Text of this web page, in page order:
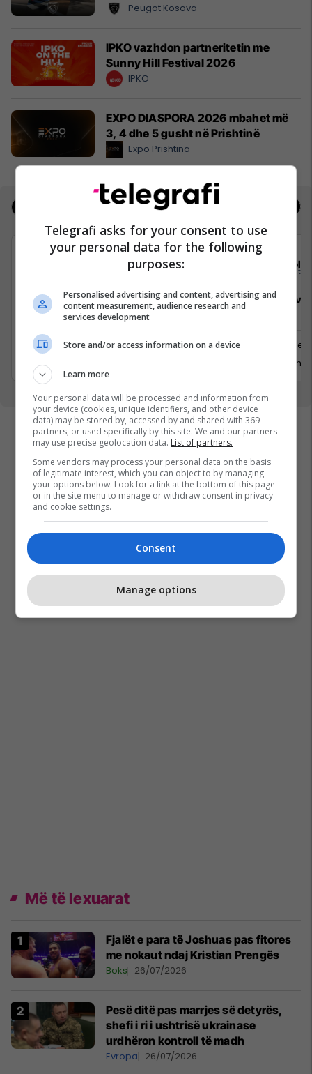
Peugot Kosova
IPKO vazhdon partneritetin me
Sunny Hill Festival 2026
IPKO
EXPO DIASPORA 2026 mbahet më
3, 4 dhe 5 gusht në Prishtinë
Expo Prishtina
Real Estate
Specialist Mishi (Kasap)
Ferizaj
3 Gusht 2026
Sales
Prishtinë
29 Gusht
Më të lexuarat
Fjalët e para të Joshuas pas fitores
me nokaut ndaj Kristian Prengës
Boks 26/07/2026
Pesë ditë pas marrjes së detyrës,
shefi i ri i ushtrisë ukrainase
urdhëron kontroll të madh
Evropa 26/07/2026
Telegrafi asks for your consent to use
your personal data for the following
purposes:
Personalised advertising and content, advertising and
content measurement, audience research and
services development
Store and/or access information on a device
Learn more
Your personal data will be processed and information from
your device (cookies, unique identifiers, and other device
data) may be stored by, accessed by and shared with 369
partners, or used specifically by this site. We and our partners
may use precise geolocation data. List of partners.
Some vendors may process your personal data on the basis
of legitimate interest, which you can object to by managing
your options below. Look for a link at the bottom of this page
or in the site menu to manage or withdraw consent in privacy
and cookie settings.
Consent
Manage options